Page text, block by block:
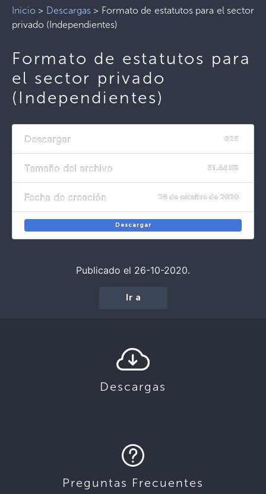
Inicio > Descargas> Formato de estatutos para el sector
privado (Independientes)
Formato de estatutos para
el sector privado
(Independientes)
Descargar 325
Tamaño del archivo 51.44 KB
Fecha de creación 26 de octubre de 2020
Descargar
Publicado el 26-10-2020.
Ir a
Descargas
Preguntas Frecuentes